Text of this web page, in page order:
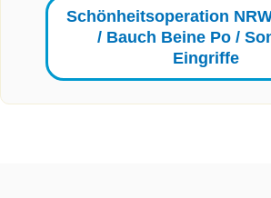
Schönheitsoperation
/ Bauch Beine Po /
Eingriffe